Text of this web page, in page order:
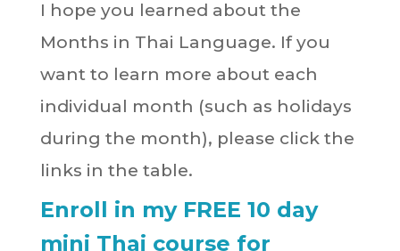
I hope you learned about the
Months in Thai Language. If you
want to learn more about each
individual month (such as holidays
during the month), please click the
links in the table.
Enroll in my FREE 10 day
mini Thai course for